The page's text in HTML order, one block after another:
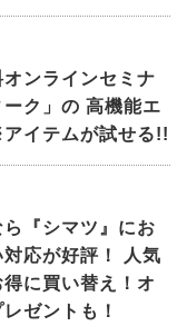
オンラインセミナ
ク」の 高機能エ
イテムが試せる!!
『シマツ』にお
応が好評！ 人気
に買い替え！オ
ゼントも！